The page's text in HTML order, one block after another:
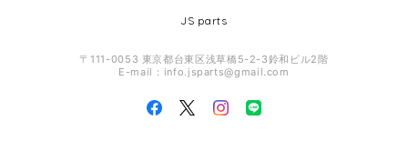
JS parts
〒111-0053 東京都台東区浅草橋5-2-3鈴和ビル2階
E-mail： info.jsparts@gmail.com